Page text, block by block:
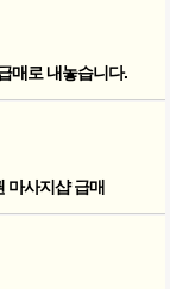
매로 내놓습니다.
마사지샵 급매